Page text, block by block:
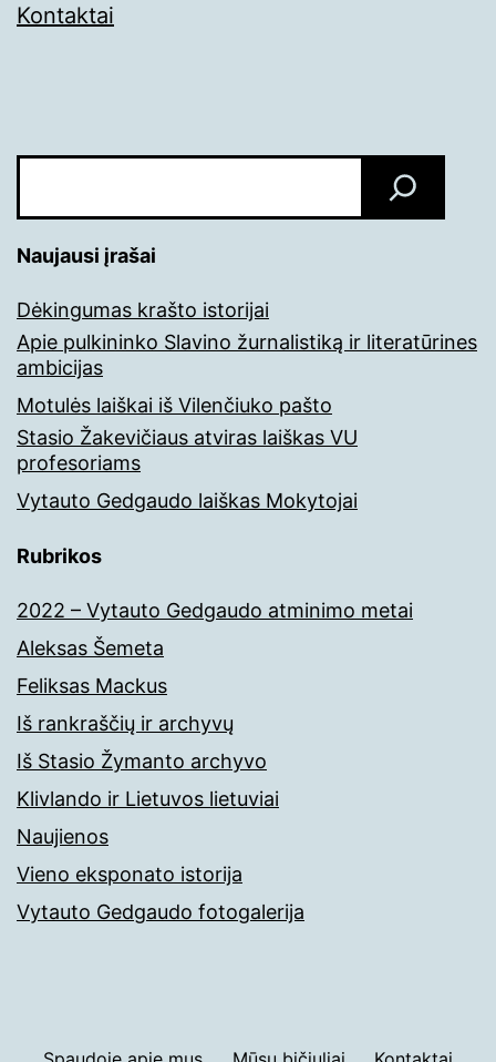
Kontaktai
Naujausi įrašai
Dėkingumas krašto istorijai
Apie pulkininko Slavino žurnalistiką ir literatūrines
ambicijas
Motulės laiškai iš Vilenčiuko pašto
Stasio Žakevičiaus atviras laiškas VU
profesoriams
Vytauto Gedgaudo laiškas Mokytojai
Rubrikos
2022 – Vytauto Gedgaudo atminimo metai
Aleksas Šemeta
Feliksas Mackus
Iš rankraščių ir archyvų
Iš Stasio Žymanto archyvo
Klivlando ir Lietuvos lietuviai
Naujienos
Vieno eksponato istorija
Vytauto Gedgaudo fotogalerija